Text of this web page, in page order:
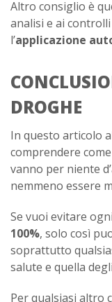
Altro consiglio è
analisi e ai
l’applicazione
DROGHE
In questo articolo
comprendere
vanno per niente
nemmeno essere
Se vuoi evitare
100%, solo così
soprattutto
salute e quella
Per qualsiasi altro